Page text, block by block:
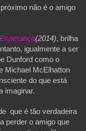
não é o amigo
(2014), brilha
igualmente a ser
Dunford como o
Michael McElhatton
do que está
imaginar.
que é tão verdadeira
perder o amigo que